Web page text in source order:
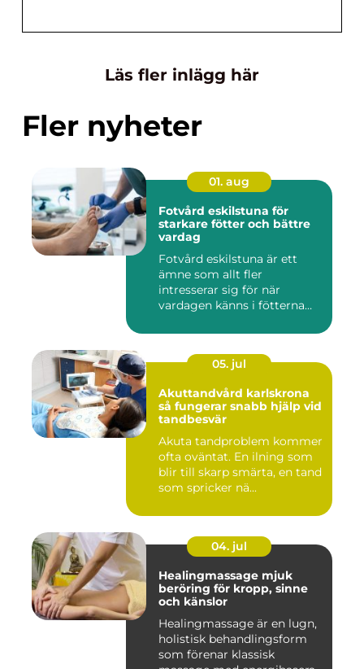
Läs fler inlägg här
Fler nyheter
01. aug
Fotvård eskilstuna för
starkare fötter och bättre
vardag
Fotvård eskilstuna är ett
ämne som allt fler
intresserar sig för när
vardagen känns i fötterna
05. jul
Akuttandvård karlskrona
så fungerar snabb hjälp vid
tandbesvär
Akuta tandproblem kommer
ofta oväntat. En ilning som
blir till skarp smärta, en tand
som spricker nä...
04. jul
Healingmassage mjuk
beröring för kropp, sinne
och känslor
Healingmassage är en lugn,
holistisk behandlingsform
som förenar klassisk